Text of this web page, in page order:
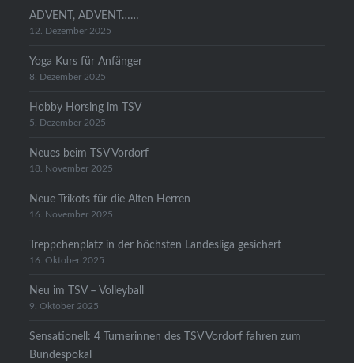
ADVENT, ADVENT……
12. Dezember 2025
Yoga Kurs für Anfänger
8. Dezember 2025
Hobby Horsing im TSV
5. Dezember 2025
Neues beim TSV Vordorf
18. November 2025
Neue Trikots für die Alten Herren
16. November 2025
Treppchenplatz in der höchsten Landesliga gesichert
16. Oktober 2025
Neu im TSV – Volleyball
9. Oktober 2025
Sensationell: 4 Turnerinnen des TSV Vordorf fahren zum
Bundespokal